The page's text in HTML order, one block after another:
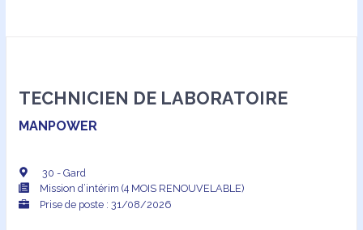
TECHNICIEN DE LABORATOIRE
MANPOWER
30 - Gard
Mission d’intérim (4 MOIS RENOUVELABLE)
Prise de poste : 31/08/2026